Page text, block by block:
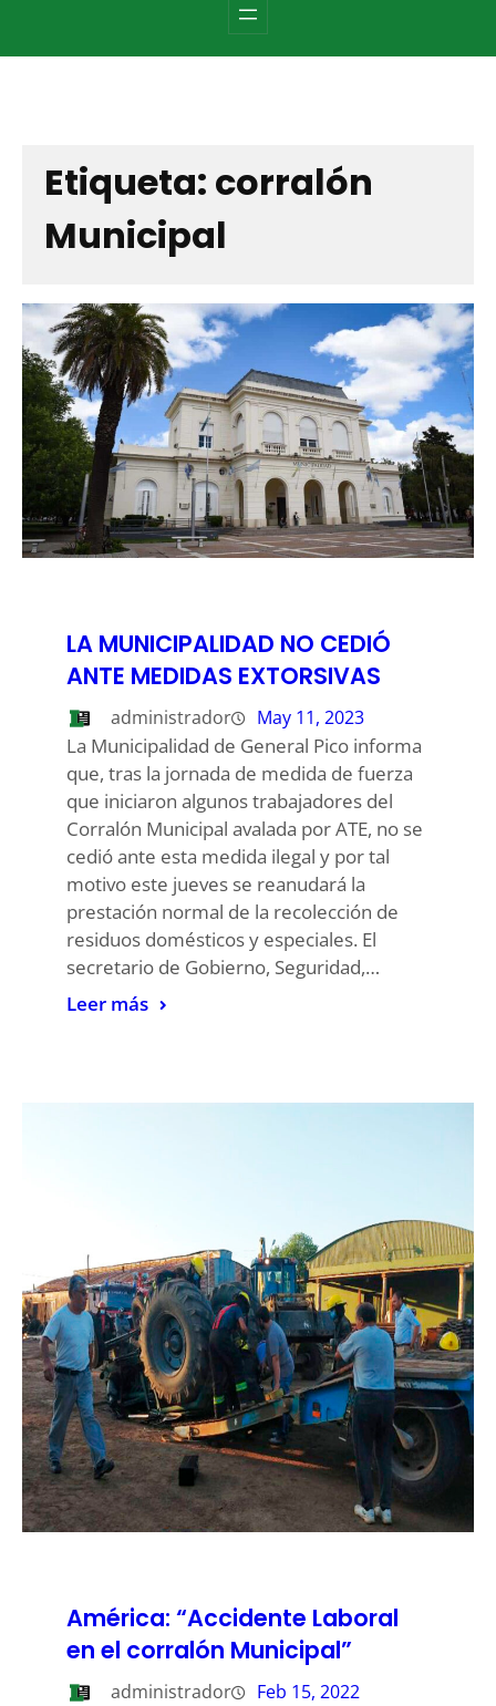
Etiqueta: corralón
Municipal
LA MUNICIPALIDAD NO CEDIÓ
ANTE MEDIDAS EXTORSIVAS
administrador May 11, 2023
La Municipalidad de General Pico informa
que, tras la jornada de medida de fuerza
que iniciaron algunos trabajadores del
Corralón Municipal avalada por ATE, no se
cedió ante esta medida ilegal y por tal
motivo este jueves se reanudará la
prestación normal de la recolección de
residuos domésticos y especiales. El
secretario de Gobierno, Seguridad,…
Leer más
América: “Accidente Laboral
en el corralón Municipal”
administrador Feb 15, 2022